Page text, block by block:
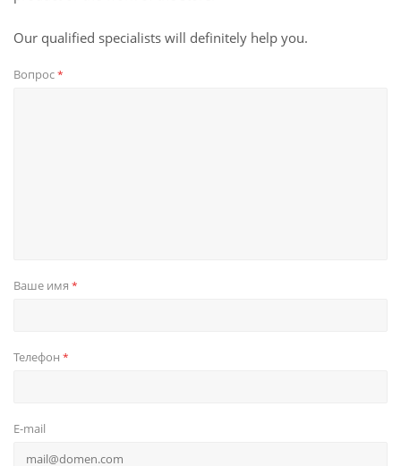
Our qualified specialists will definitely help you.
Вопрос*
Ваше имя *
Телефон *
E-mail